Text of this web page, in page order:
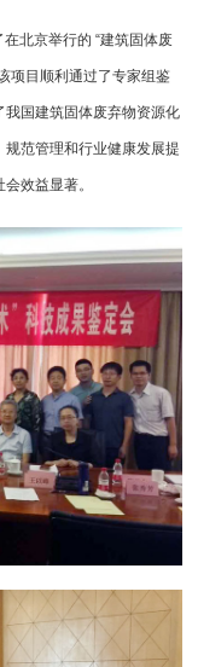
北京举行的 “建筑固体废
项目顺利通过了专家组鉴
国建筑固体废弃物资源化
范管理和行业健康发展提
效益显著。